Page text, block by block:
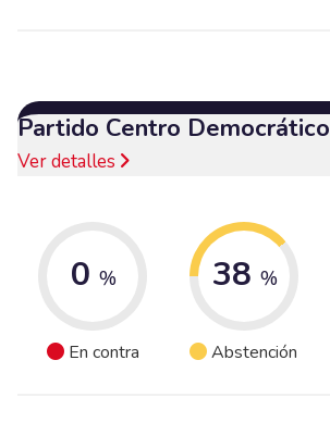
Partido Centro Democrático
Ver detalles
0 %
En contra
38 %
Abstención